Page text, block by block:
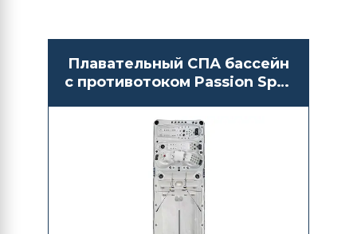
Плавательный СПА бассейн
с противотоком Passion Spas